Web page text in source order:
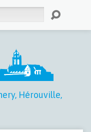
Hérouville,